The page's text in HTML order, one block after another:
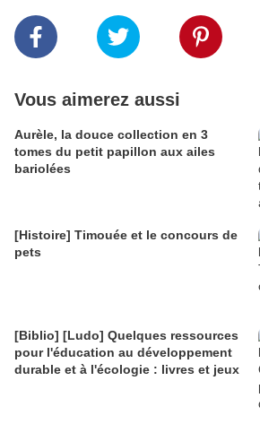
Vous aimerez aussi
Aurèle, la douce collection en 3
tomes du petit papillon aux ailes
bariolées
[Histoire] Timouée et le concours de
pets
[Biblio] [Ludo] Quelques ressources
pour l'éducation au développement
durable et à l'écologie : livres et jeux